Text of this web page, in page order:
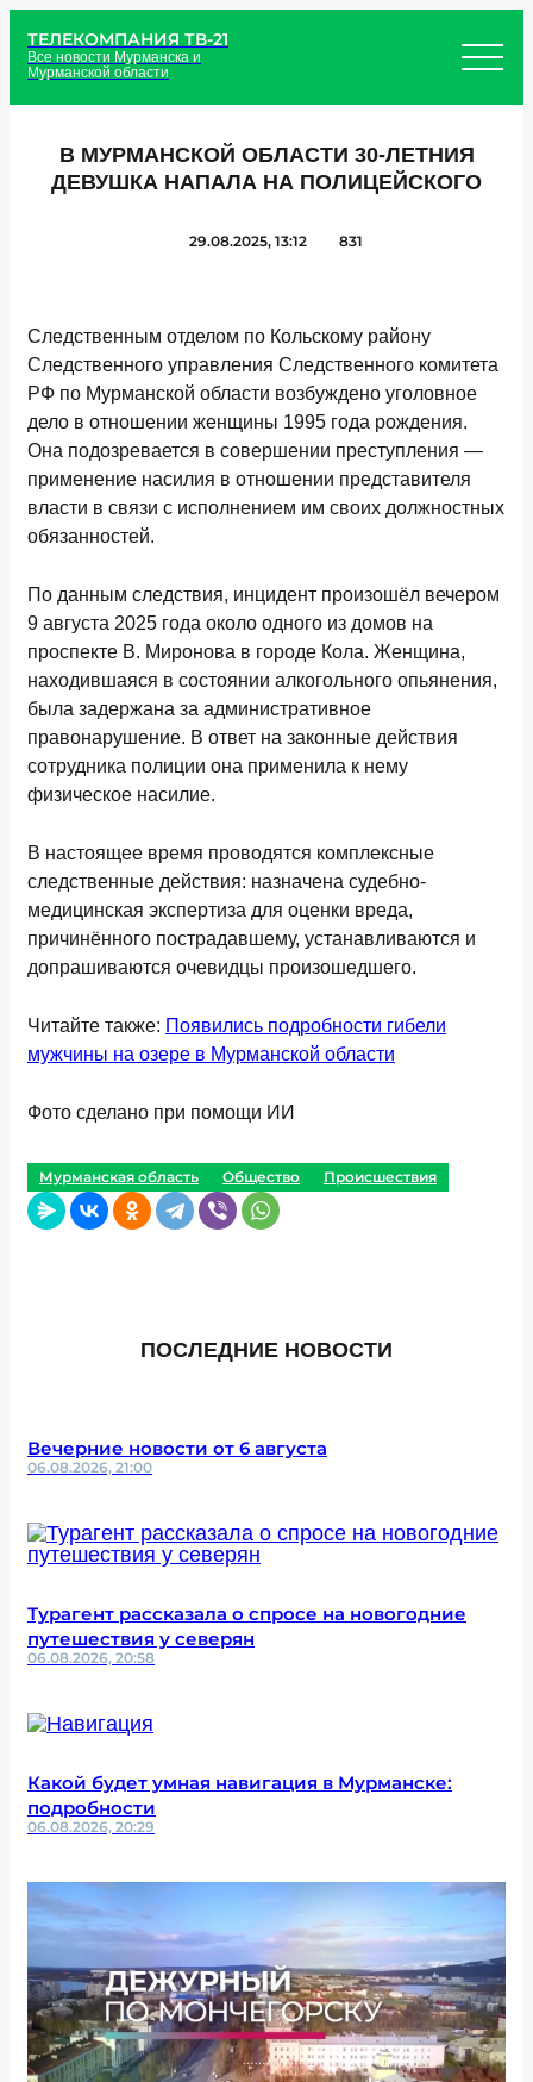
ТЕЛЕКОМПАНИЯ ТВ-21
Все новости Мурманска и
Мурманской области
В МУРМАНСКОЙ ОБЛАСТИ 30-ЛЕТНИЯ
ДЕВУШКА НАПАЛА НА ПОЛИЦЕЙСКОГО
29.08.2025, 13:12 831
Следственным отделом по Кольскому району
Следственного управления Следственного комитета
РФ по Мурманской области возбуждено уголовное
дело в отношении женщины 1995 года рождения.
Она подозревается в совершении преступления —
применение насилия в отношении представителя
власти в связи с исполнением им своих должностных
обязанностей.
По данным следствия, инцидент произошёл вечером
9 августа 2025 года около одного из домов на
проспекте В. Миронова в городе Кола. Женщина,
находившаяся в состоянии алкогольного опьянения,
была задержана за административное
правонарушение. В ответ на законные действия
сотрудника полиции она применила к нему
физическое насилие.
В настоящее время проводятся комплексные
следственные действия: назначена судебно-
медицинская экспертиза для оценки вреда,
причинённого пострадавшему, устанавливаются и
допрашиваются очевидцы произошедшего.
Читайте также: Появились подробности гибели
мужчины на озере в Мурманской области
Фото сделано при помощи ИИ
Мурманская область Общество Происшествия
ПОСЛЕДНИЕ НОВОСТИ
Вечерние новости от 6 августа
06.08.2026, 21:00
Турагент рассказала о спросе на новогодние
путешествия у северян
06.08.2026, 20:58
Какой будет умная навигация в Мурманске:
подробности
06.08.2026, 20:29